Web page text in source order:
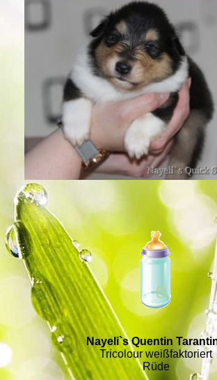
Nayeli`s Quentin
Tricolour weißfaktoriert
Rüde